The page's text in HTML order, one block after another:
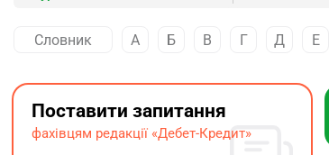
Словник А Б В Г Д Е
Поставити запитання
фахівцям редакції «Дебет-Кредит»